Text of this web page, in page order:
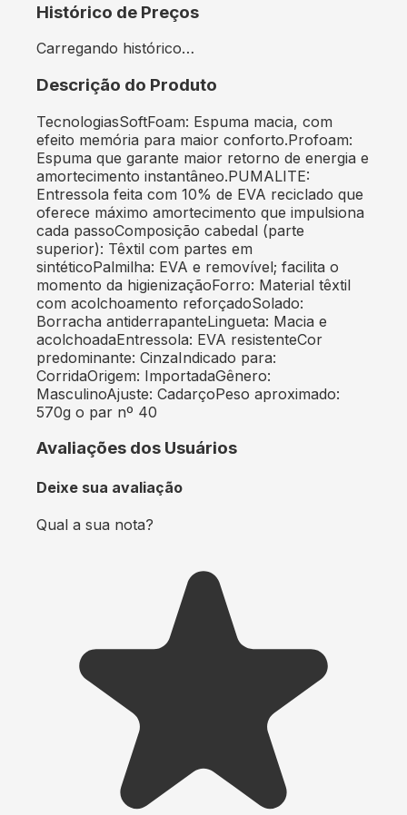
Histórico de Preços
Carregando histórico…
Descrição do Produto
TecnologiasSoftFoam: Espuma macia, com
efeito memória para maior conforto.Profoam:
Espuma que garante maior retorno de energia e
amortecimento instantâneo.PUMALITE:
Entressola feita com 10% de EVA reciclado que
oferece máximo amortecimento que impulsiona
cada passoComposição cabedal (parte
superior): Têxtil com partes em
sintéticoPalmilha: EVA e removível; facilita o
momento da higienizaçãoForro: Material têxtil
com acolchoamento reforçadoSolado:
Borracha antiderrapanteLingueta: Macia e
acolchoadaEntressola: EVA resistenteCor
predominante: CinzaIndicado para:
CorridaOrigem: ImportadaGênero:
MasculinoAjuste: CadarçoPeso aproximado:
570g o par nº 40
Avaliações dos Usuários
Deixe sua avaliação
Qual a sua nota?